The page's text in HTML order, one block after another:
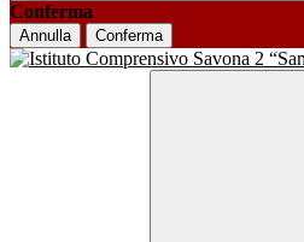
Conferma
Annulla Conferma